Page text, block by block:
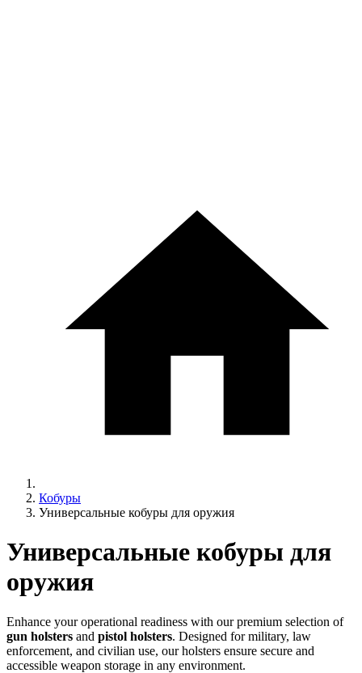
Кобуры
Универсальные кобуры для оружия
Универсальные кобуры для
оружия
Enhance your operational readiness with our premium selection of
gun holsters and pistol holsters. Designed for military, law
enforcement, and civilian use, our holsters ensure secure and
accessible weapon storage in any environment.